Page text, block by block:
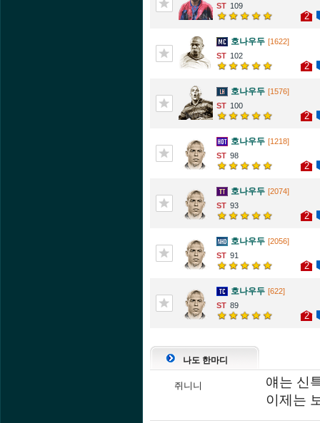
109
2
호나우두 [1622]
102
2
호나우두 [1576]
100
2
호나우두 [1218]
98
2
호나우두 [2074]
93
2
호나우두 [2056]
91
2
호나우두 [622]
89
2
나도 한마디
쥐니니
얘는 신
이제는